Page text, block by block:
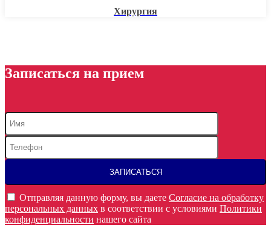
Хирургия
Записаться на прием
Отправляя данную форму, вы даете Согласие на обработку
персональных данных в соответствии с условиями Политики
конфиденциальности нашего сайта